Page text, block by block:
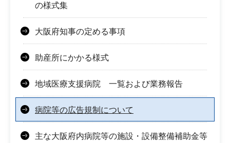
の様式集
大阪府知事の定める事項
助産所にかかる様式
地域医療支援病院 一覧および業務報告
病院等の広告規制について
主な大阪府内病院等の施設・設備整備補助金等